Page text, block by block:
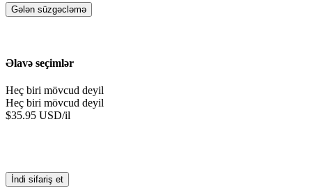
Gələn süzgəcləmə
Əlavə seçimlər
Heç biri mövcud deyil
Heç biri mövcud deyil
$35.95 USD/il
İndi sifariş et